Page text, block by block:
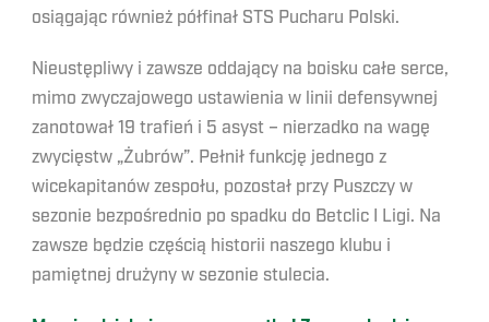
osiągając również półfinał STS Pucharu Polski.
Nieustępliwy i zawsze oddający na boisku całe serce,
mimo zwyczajowego ustawienia w linii defensywnej
zanotował 19 trafień i 5 asyst – nierzadko na wagę
zwycięstw „Żubrów”. Pełnił funkcję jednego z
wicekapitanów zespołu, pozostał przy Puszczy w
sezonie bezpośrednio po spadku do Betclic I Ligi. Na
zawsze będzie częścią historii naszego klubu i
pamiętnej drużyny w sezonie stulecia.